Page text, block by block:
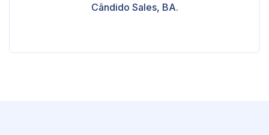
Cândido Sales, BA.